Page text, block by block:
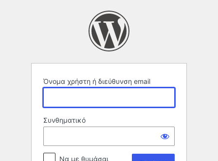
Όνομα χρήστη ή διεύθυνση email
Συνθηματικό
Να με θυμάσαι